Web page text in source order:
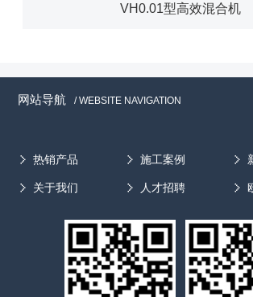
小型包衣机
网站导航 / WEBSITE NAVIGATION
热销产品 施工案例
关于我们 人才招聘